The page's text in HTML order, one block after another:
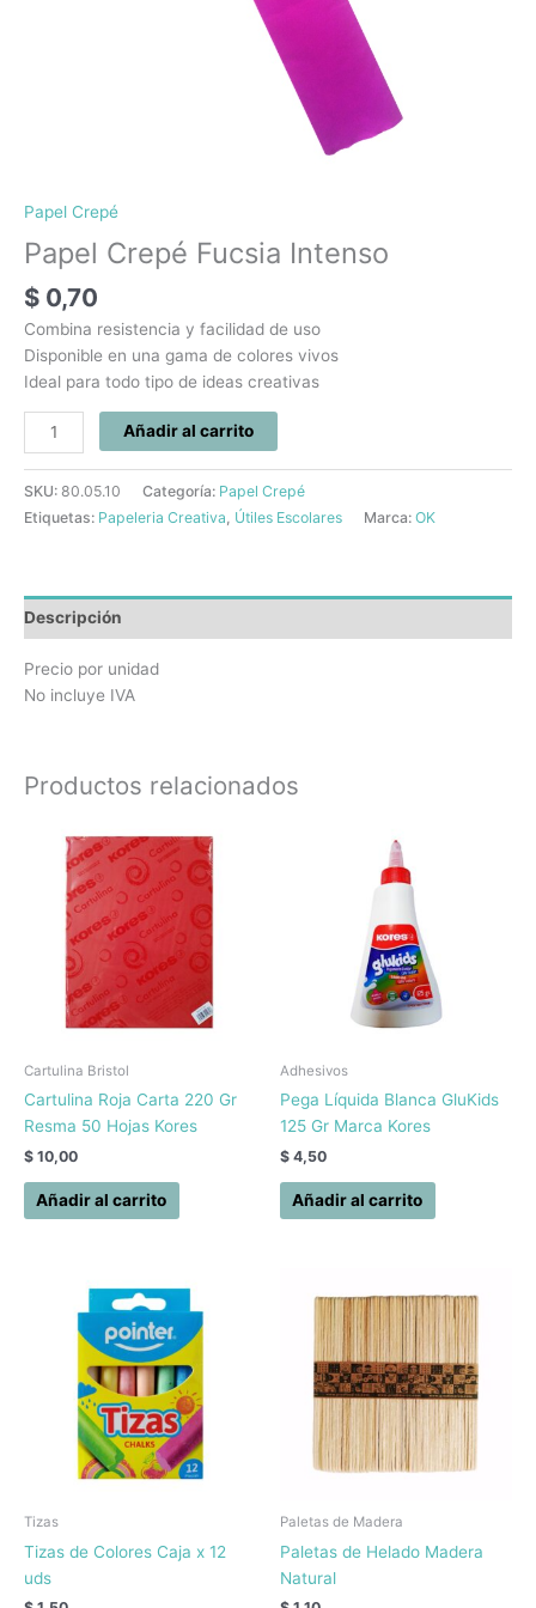
Papel Crepé
Papel Crepé Fucsia Intenso
$ 0,70
Combina resistencia y facilidad de uso
Disponible en una gama de colores vivos
Ideal para todo tipo de ideas creativas
Añadir al carrito
SKU: 80.05.10 Categoría: Papel Crepé
Etiquetas: Papeleria Creativa Útiles Escolares Marca: OK
Descripción
Precio por unidad
No incluye IVA
Productos relacionados
Cartulina Bristol
Cartulina Roja Carta 220 Gr
Resma 50 Hojas Kores
$ 10,00
Añadir al carrito
Adhesivos
Pega Líquida Blanca GluKids
125 Gr Marca Kores
$ 4,50
Añadir al carrito
Tizas
Tizas de Colores Caja x 12
uds
Paletas de Madera
Paletas de Helado Madera
Natural